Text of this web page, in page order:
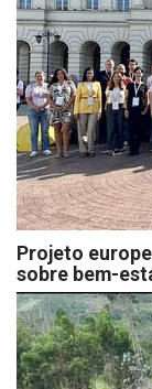
Projeto
sobre bem-